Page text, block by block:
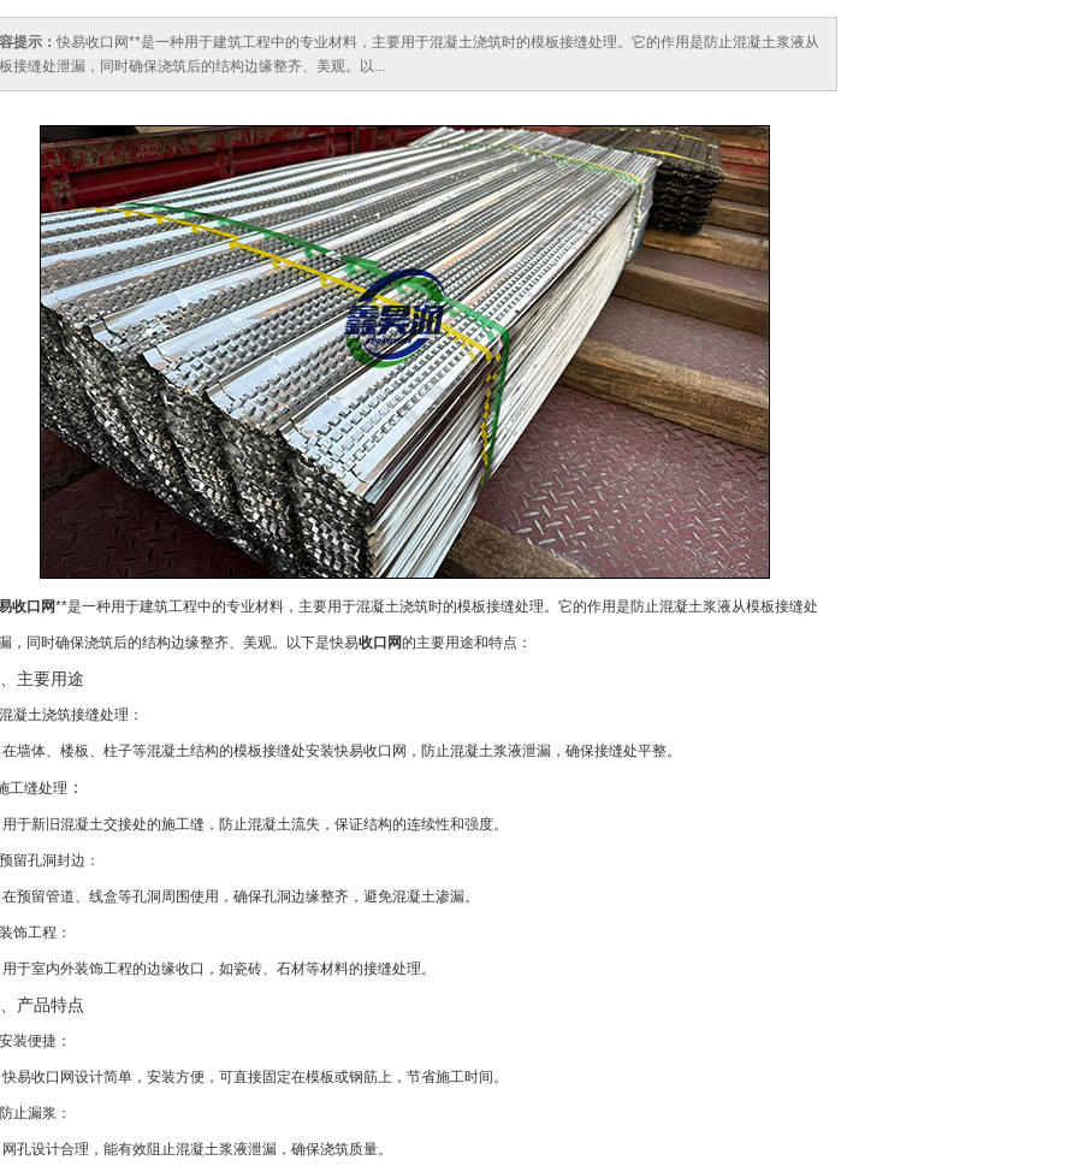
提示： 快易收口网**是一种用于建筑工程中的专业材料，主要用于混凝土浇筑时的模板接缝处理。它的作用是防止混凝土浆液从
接缝处泄漏，同时确保浇筑后的结构边缘整齐、美观。以...
收口网**是一种用于建筑工程中的专业材料，主要用于混凝土浇筑时的模板接缝处理。它的作用是防止混凝土浆液从模板接缝处
，同时确保浇筑后的结构边缘整齐、美观。以下是快易收口网的主要用途和特点：
主要用途
凝土浇筑接缝处理：
墙体、楼板、柱子等混凝土结构的模板接缝处安装快易收口网，防止混凝土浆液泄漏，确保接缝处平整。
工缝处理 ：
于新旧混凝土交接处的施工缝，防止混凝土流失，保证结构的连续性和强度。
留孔洞封边：
预留管道、线盒等孔洞周围使用，确保孔洞边缘整齐，避免混凝土渗漏。
饰工程：
于室内外装饰工程的边缘收口，如瓷砖、石材等材料的接缝处理。
产品特点
装便捷：
易收口网设计简单，安装方便，可直接固定在模板或钢筋上，节省施工时间。
止漏浆：
孔设计合理，能有效阻止混凝土浆液泄漏，确保浇筑质量。